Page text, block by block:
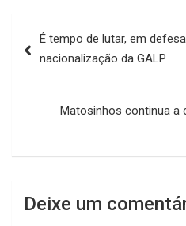
de
É tempo de lutar, em
nacionalização da GALP
Matosinhos continua a
Deixe um